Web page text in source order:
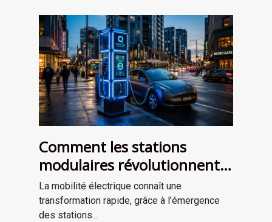
Comment les stations
modulaires révolutionnent
la charge des véhicules
électriques ?
La mobilité électrique connaît une
transformation rapide, grâce à l’émergence
des stations...